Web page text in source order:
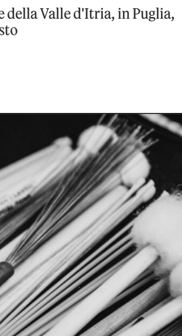
della Valle d'Itria, in Puglia,